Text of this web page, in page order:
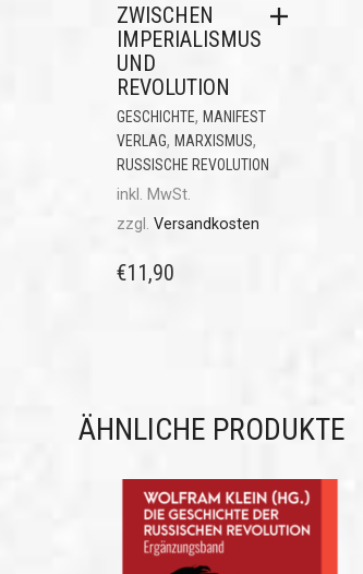
ZWISCHEN
IMPERIALISMUS
UND
REVOLUTION
GESCHICHTE, MANIFEST
VERLAG, MARXISMUS,
RUSSISCHE REVOLUTION
inkl. MwSt.
zzgl. Versandkosten
€11,90
ÄHNLICHE PRODUKTE